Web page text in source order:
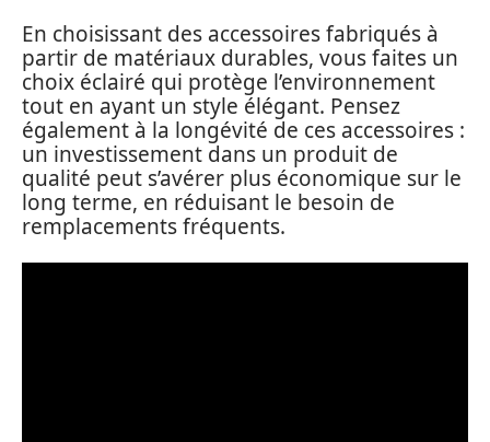
En choisissant des accessoires fabriqués à
partir de matériaux durables, vous faites un
choix éclairé qui protège l’environnement
tout en ayant un style élégant. Pensez
également à la longévité de ces accessoires :
un investissement dans un produit de
qualité peut s’avérer plus économique sur le
long terme, en réduisant le besoin de
remplacements fréquents.